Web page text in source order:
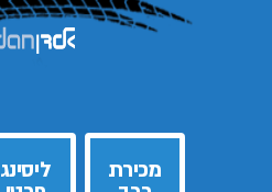
מכירת ליסינג